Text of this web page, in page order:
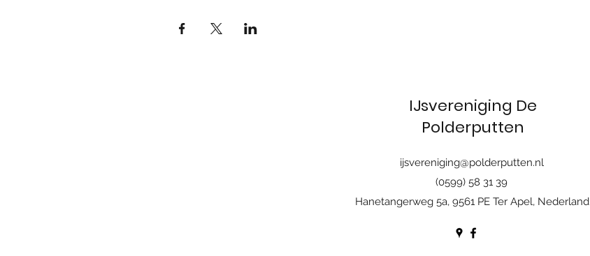
IJsvereniging De
Polderputten
ijsvereniging@polderputten.nl
(0599) 58 31 39
Hanetangerweg 5a, 9561 PE Ter Apel, Nederland